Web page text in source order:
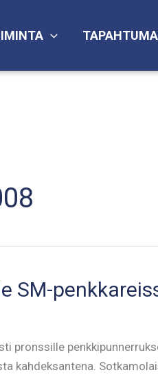
SM-
pronssille
kahdeksantena.